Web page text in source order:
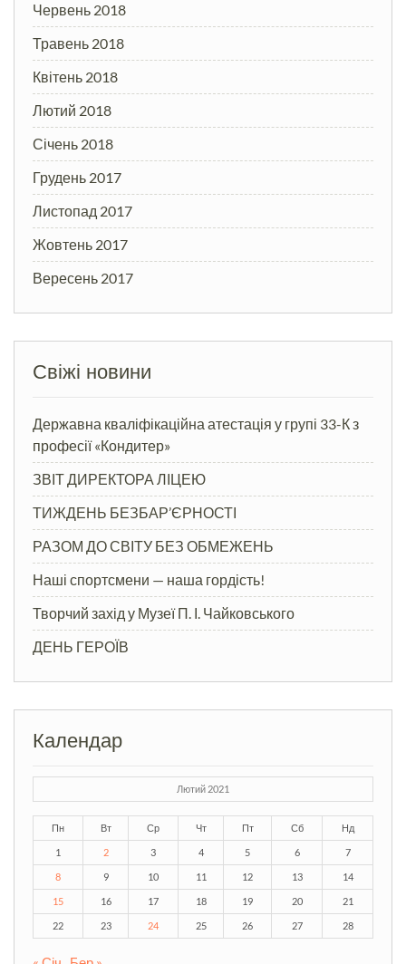
Червень 2018
Травень 2018
Квітень 2018
Лютий 2018
Січень 2018
Грудень 2017
Листопад 2017
Жовтень 2017
Вересень 2017
Свіжі новини
Державна кваліфікаційна атестація у групі 33-К з
професії «Кондитер»
ЗВІТ ДИРЕКТОРА ЛІЦЕЮ
ТИЖДЕНЬ БЕЗБАР’ЄРНОСТІ
РАЗОМ ДО СВІТУ БЕЗ ОБМЕЖЕНЬ
Наші спортсмени — наша гордість!
Творчий захід у Музеї П. І. Чайковського
ДЕНЬ ГЕРОЇВ
Календар
Лютий 2021
Пн Вт Ср Чт Пт Сб Нд
1 2 3 4 5 6 7
8 9 10 11 12 13 14
15 16 17 18 19 20 21
22 23 24 25 26 27 28